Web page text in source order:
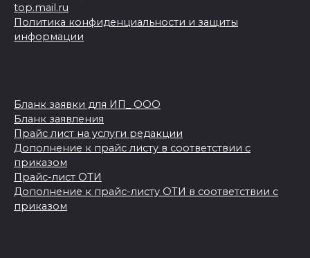
top.mail.ru
Политика конфиденциальности и защиты
информации
Бланк заявки для ИП_ ООО
Бланк заявления
Прайс лист на услуги редакции
Дополнение к прайс листу в соответствии с
приказом
Прайс-лист ОТИ
Дополнение к прайс-листу ОТИ в соответствии с
приказом